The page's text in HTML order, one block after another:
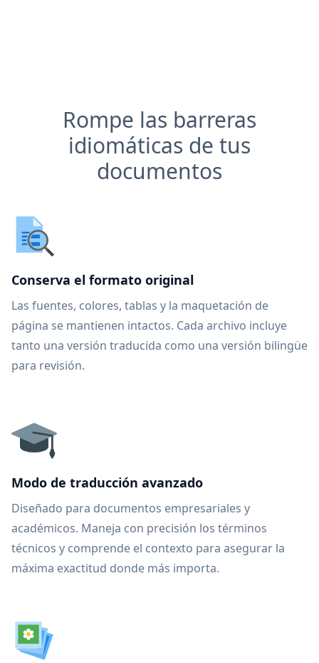
Rompe las barreras
idiomáticas de tus
documentos
Conserva el formato original
Las fuentes, colores, tablas y la maquetación de
página se mantienen intactos. Cada archivo incluye
tanto una versión traducida como una versión bilingüe
para revisión.
Modo de traducción avanzado
Diseñado para documentos empresariales y
académicos. Maneja con precisión los términos
técnicos y comprende el contexto para asegurar la
máxima exactitud donde más importa.